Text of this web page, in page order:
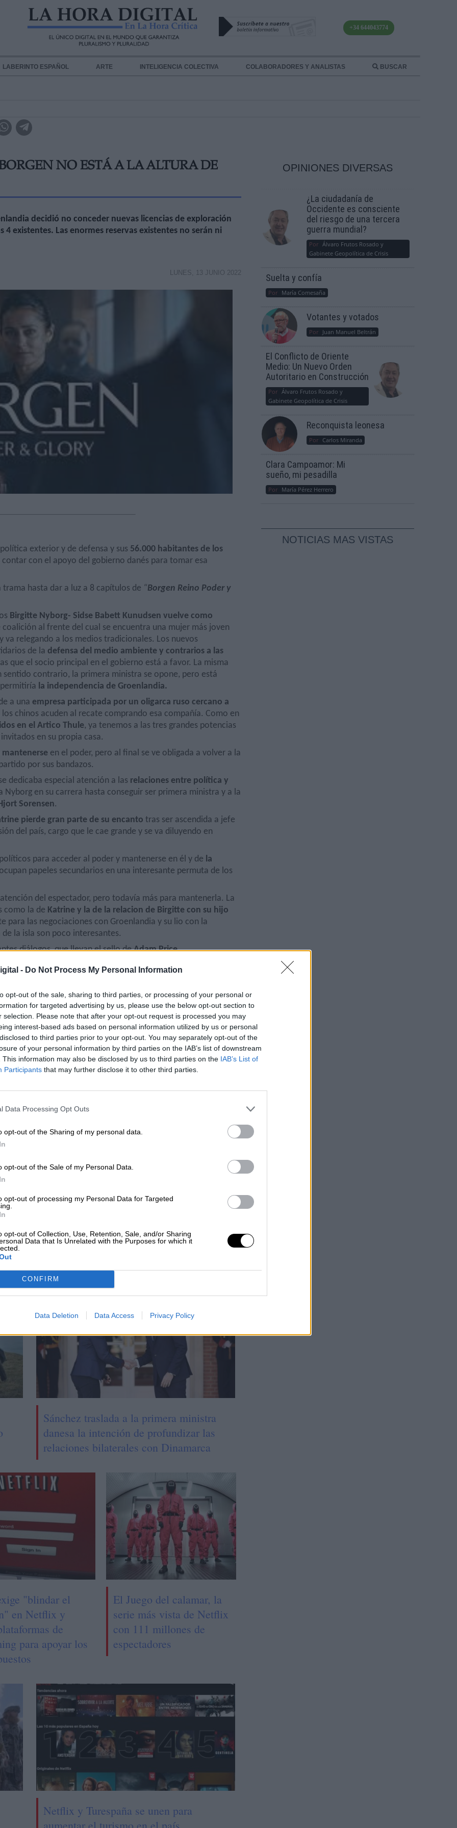
- Do Not Process My Personal Information
opt-out of the sale, sharing to third parties, or processing of your personal or
for targeted advertising by us, please use the below opt-out section to
selection. Please note that after your opt-out request is processed you may
interest-based ads based on personal information utilized by us or personal
to third parties prior to your opt-out. You may separately opt-out of the
of your personal information by third parties on the IAB’s list of downstream
This information may also be disclosed by us to third parties on the IAB’s List of
Participants that may further disclose it to other third parties.
Data Processing Opt Outs
opt-out of the Sharing of my personal data.
opt-out of the Sale of my Personal Data.
opt-out of processing my Personal Data for Targeted
opt-out of Collection, Use, Retention, Sale, and/or Sharing
Data that Is Unrelated with the Purposes for which it
CONFIRM
Data Deletion Data Access Privacy Policy
+34 644043774
LABERINTO ESPAÑOL ARTE INTELIGENCIA COLECTIVA COLABORADORES Y ANALISTAS BUSCAR
NO ESTÁ A LA ALTURA DE
decidió no conceder nuevas licencias de exploración
existentes. Las enormes reservas existentes no serán ni
LUNES, 13 JUNIO 2022
exterior y de defensa y sus 56.000 habitantes de los
con el apoyo del gobierno danés para tomar esa
hasta dar a luz a 8 capítulos de “Borgen Reino Poder y
Birgitte Nyborg- Sidse Babett Kunudsen vuelve como
coalición al frente del cual se encuentra una mujer más joven
va relegando a los medios tradicionales. Los nuevos
de la defensa del medio ambiente y contrarios a las
que el socio principal en el gobierno está a favor. La misma
sentido contrario, la primera ministra se opone, pero está
la independencia de Groenlandia.
a una empresa participada por un oligarca ruso cercano a
chinos acuden al recate comprando esa compañía. Como en
en el Artico Thule, ya tenemos a las tres grandes potencias
en su propia casa.
en el poder, pero al final se ve obligada a volver a la
por sus bandazos.
dedicaba especial atención a las relaciones entre política y
Nyborg en su carrera hasta conseguir ser primera ministra y a la
Sorensen.
pierde gran parte de su encanto tras ser ascendida a jefe
del país, cargo que le cae grande y se va diluyendo en
para acceder al poder y mantenerse en él y de la
papeles secundarios en una interesante permuta de los
del espectador, pero todavía más para mantenerla. La
como la de Katrine y la de la relacion de Birgitte con su hijo
para las negociaciones con Groenlandia y su lio con la
la isla son poco interesantes.
diálogos, que llevan el sello deAdam Price.
o las de Maquiavelo en esta última se esfuman con ese
tanto de Borgen 1 como de Borgen 2.
en Francia, Reino Unido y Hollywood.Por el camino ha ido
en su papel de mujer menopáusica. Está en la edad
que ya ha sido primera ministra , pero la pantalla la quiere
Los que repiten porque tienen poco nuevo que aportar y
figurado los maravillosos paisajes de Groenlandia, pero
petróleo cinematográfico en Groenlandia
con una obra maestra de la que es una secuela
del polifacético Adam Price. Los críticos, en general, han
RELACIONADAS
Sánchez traslada a la primera ministra
danesa la intención de profundizar las
relaciones bilaterales con Dinamarca
"blindar el
en Netflix y
de
para apoyar los
El Juego del calamar, la
serie más vista de Netflix
con 111 millones de
espectadores
Netflix y Turespaña se unen para
aumentar el turismo en el país
OPINIONES DIVERSAS
¿La ciudadanía de
Occidente es consciente
del riesgo de una tercera
guerra mundial?
Por Álvaro Frutos Rosado y
Gabinete Geopolítica de Crisis
Suelta y confía
Por María Comesaña
Votantes y votados
Por Juan Manuel Beltrán
El Conflicto de Oriente
Medio: Un Nuevo Orden
Autoritario en Construcción
Por Álvaro Frutos Rosado y
Gabinete Geopolítica de Crisis
Reconquista leonesa
Por Carlos Miranda
Clara Campoamor: Mi
sueño, mi pesadilla
Por María Pérez Herrero
NOTICIAS MAS VISTAS